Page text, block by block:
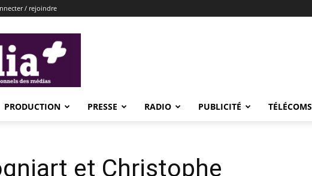
/ rejoindre
PRODUCTION PRESSE RADIO PUBLICITÉ TÉLÉCOMS
et Christophe